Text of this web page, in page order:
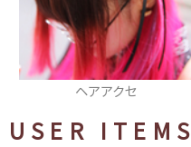
タイツ
USER ITEMS